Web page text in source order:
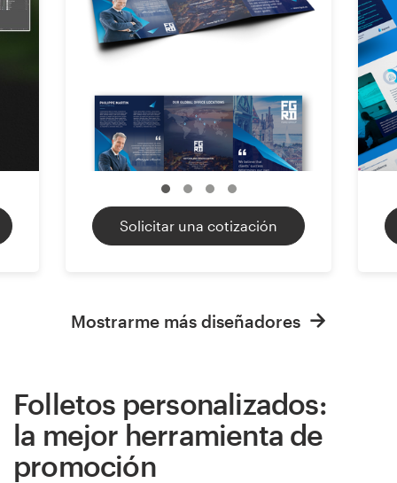
Solicitar una cotización
Mostrarme más diseñadores
Folletos personalizados:
la mejor herramienta de
promoción